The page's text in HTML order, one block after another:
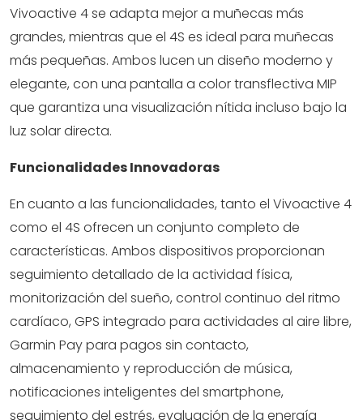
Vivoactive 4 se adapta mejor a muñecas más
grandes, mientras que el 4S es ideal para muñecas
más pequeñas. Ambos lucen un diseño moderno y
elegante, con una pantalla a color transflectiva MIP
que garantiza una visualización nítida incluso bajo la
luz solar directa.
Funcionalidades Innovadoras
En cuanto a las funcionalidades, tanto el Vivoactive 4
como el 4S ofrecen un conjunto completo de
características. Ambos dispositivos proporcionan
seguimiento detallado de la actividad física,
monitorización del sueño, control continuo del ritmo
cardíaco, GPS integrado para actividades al aire libre,
Garmin Pay para pagos sin contacto,
almacenamiento y reproducción de música,
notificaciones inteligentes del smartphone,
seguimiento del estrés, evaluación de la energía